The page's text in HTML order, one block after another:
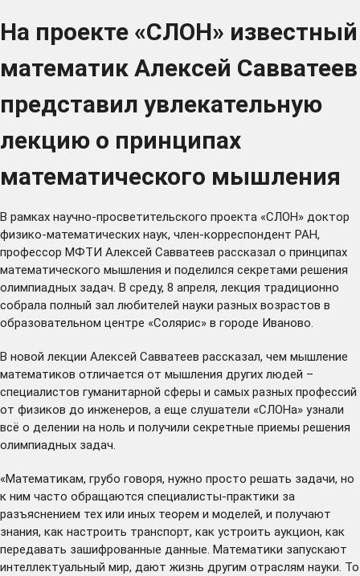
На проекте «СЛОН» известный
математик Алексей Савватеев
представил увлекательную
лекцию о принципах
математического мышления
В рамках научно-просветительского проекта «СЛОН» доктор
физико-математических наук, член-корреспондент РАН,
профессор МФТИ Алексей Савватеев рассказал о принципах
математического мышления и поделился секретами решения
олимпиадных задач. В среду, 8 апреля, лекция традиционно
собрала полный зал любителей науки разных возрастов в
образовательном центре «Солярис» в городе Иваново.
В новой лекции Алексей Савватеев рассказал, чем мышление
математиков отличается от мышления других людей –
специалистов гуманитарной сферы и самых разных профессий
от физиков до инженеров, а еще слушатели «СЛОНа» узнали
всё о делении на ноль и получили секретные приемы решения
олимпиадных задач.
«Математикам, грубо говоря, нужно просто решать задачи, но
к ним часто обращаются специалисты-практики за
разъяснением тех или иных теорем и моделей, и получают
знания, как настроить транспорт, как устроить аукцион, как
передавать зашифрованные данные. Математики запускают
интеллектуальный мир, дают жизнь другим отраслям науки. То